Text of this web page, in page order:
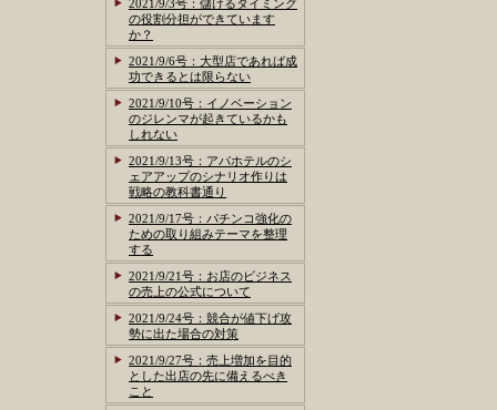
2021/9/3号：儲けるタイミング
の役割分担ができています
か？
2021/9/6号：大型店であれば成
功できるとは限らない
2021/9/10号：イノベーション
のジレンマが起きているかも
しれない
2021/9/13号：アパホテルのシ
ェアアップのシナリオ作りは
戦略の教科書通り
2021/9/17号：パチンコ強化の
ための取り組みテーマを整理
する
2021/9/21号：お店のビジネス
の売上の公式について
2021/9/24号：競合が値下げ攻
勢に出た場合の対策
2021/9/27号：売上増加を目的
とした出店の先に備えるべき
こと